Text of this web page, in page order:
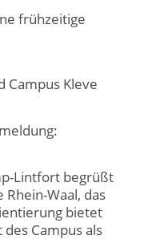
frühzeitige
Campus Kleve
Lintfort begrüßt
Waal, das
bietet
Campus als